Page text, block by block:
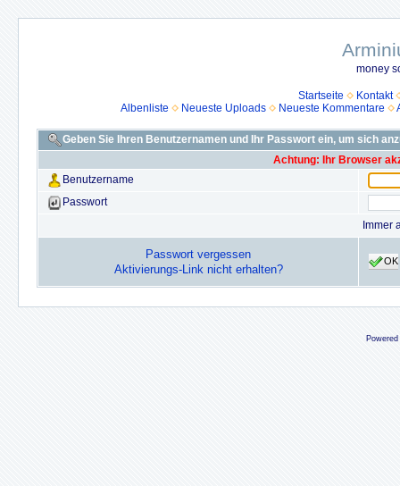
money
Startseite
Kontakt
Albenliste
Neueste Uploads Neueste Kommentare
Geben Sie Ihren Benutzernamen und Ihr Passwort ein, um sich
Achtung: Ihr Browser
Benutzername
Passwort
Immer
Passwort vergessen
Aktivierungs-Link nicht erhalten?
OK